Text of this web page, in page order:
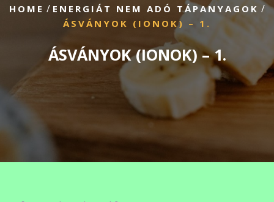
HOME / ENERGIÁT NEM ADÓ TÁPANYAGOK /
ÁSVÁNYOK (IONOK) – 1.
ÁSVÁNYOK (IONOK) – 1.